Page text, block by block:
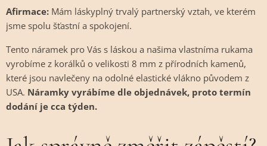
Afirmace: Mám láskyplný trvalý partnerský vztah, ve kterém
jsme spolu šťastní a spokojení.
Tento náramek pro Vás s láskou a našima vlastníma rukama
vyrobíme z korálků o velikosti 8 mm z přírodních kamenů,
které jsou navlečeny na odolné elastické vlákno původem z
USA. Náramky vyrábíme dle objednávek, proto termín
dodání je cca týden.